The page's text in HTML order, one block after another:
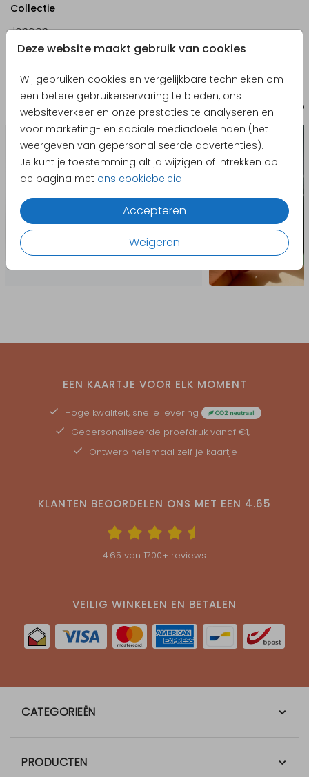
Deze website maakt gebruik van cookies
Wij gebruiken cookies en vergelijkbare technieken om
een betere gebruikerservaring te bieden, ons
websiteverkeer en onze prestaties te analyseren en
voor marketing- en sociale mediadoeleinden (het
weergeven van gepersonaliseerde advertenties).
Je kunt je toestemming altijd wijzigen of intrekken op
de pagina met ons cookiebeleid.
Accepteren
Weigeren
Collectie
Jongen
Nog meer in deze stijl
Doopsuikerdoosje
EEN KAARTJE VOOR ELK MOMENT
Hoge kwaliteit, snelle levering
Gepersonaliseerde proefdruk vanaf €1,-
Ontwerp helemaal zelf je kaartje
KLANTEN BEOORDELEN ONS MET EEN 4.65
4.65 van 1700+ reviews
VEILIG WINKELEN EN BETALEN
CATEGORIEËN
PRODUCTEN